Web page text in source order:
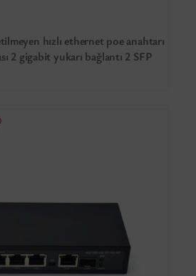
hızlı ethernet poe anahtarı
2 gigabit yukarı bağlantı 2 SFP